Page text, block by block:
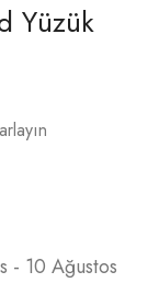
Yüzük
- 10 Ağustos